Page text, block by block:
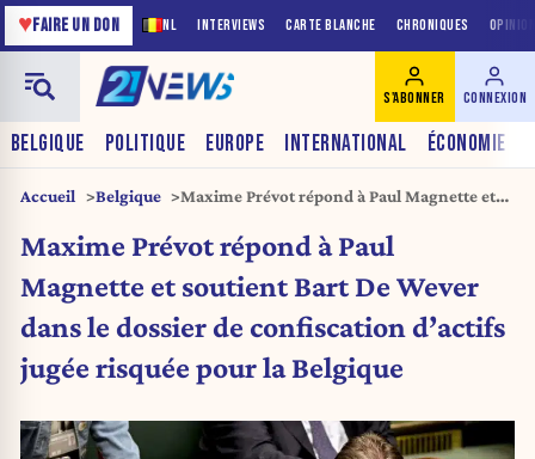
NL INTERVIEWS CARTE BLANCHE CHRONIQUES
♥FAIRE UN DON
BELGIQUE POLITIQUE EUROPE INTERNATIONAL ÉCONOMIE
S'ABONNER CONNEXION
Accueil Belgique
Maxime Prévot répond à Paul Magnette et
confiscation d’actifs jugée risquée pour la
Maxime Prévot répond à Paul
Magnette et soutient Bart De Wever
dans le dossier de confiscation d’actifs
jugée risquée pour la Belgique